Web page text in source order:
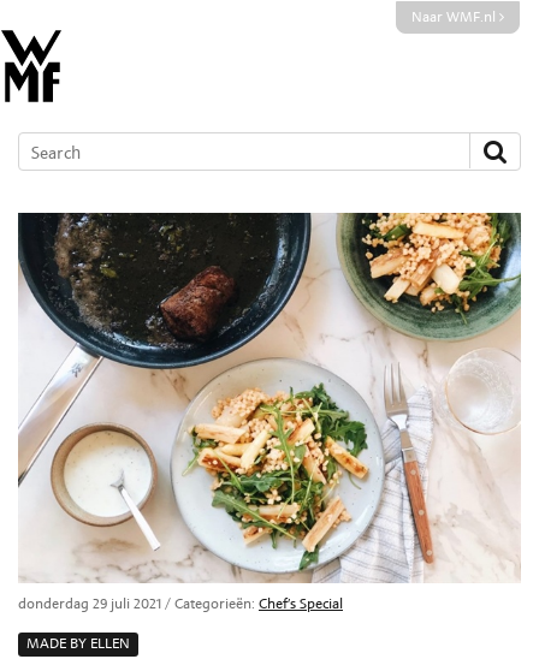
Naar WMF.nl
donderdag 29 juli 2021 / Categorieën: Chef’s Special
MADE BY ELLEN